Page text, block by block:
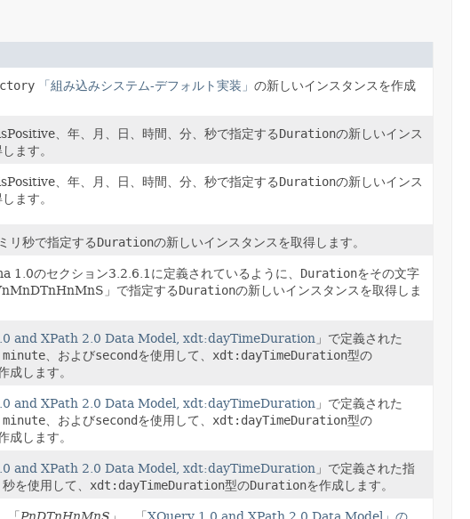
「組み込みシステム-デフォルト実装」 の新しいインスタンスを作成
、年、月、日、時間、分、秒で指定するDurationの新しいインス
ます。
、年、月、日、時間、分、秒で指定するDurationの新しいインス
ます。
リ秒で指定するDurationの新しいインスタンスを取得します。
1.0のセクション3.2.6.1に定義されているように、 Durationをその文字
」で指定するDurationの新しいインスタンスを取得しま
and XPath 2.0 Data Model, xdt:dayTimeDuration 」で定義された
minute 、およびsecondを使用して、 xdt:dayTimeDuration型の
成します。
and XPath 2.0 Data Model, xdt:dayTimeDuration 」で定義された
minute 、およびsecondを使用して、 xdt:dayTimeDuration型の
成します。
and XPath 2.0 Data Model, xdt:dayTimeDuration 」で定義された指
を使用して、 xdt:dayTimeDuration型のDurationを作成します。